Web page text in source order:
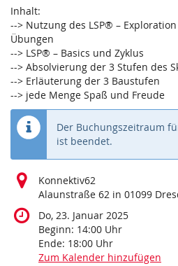
Inhalt:
--> Nutzung des LSP® –
Übungen
--> LSP® – Basics und Zyklus
--> Absolvierung der 3 Stufen des
--> Erläuterung der 3 Baustufen
--> jede Menge Spaß und Freude
Der Buchungszeitraum
ist beendet.
Konnektiv62
Alaunstraße 62 in 01099
Do, 23. Januar 2025
Beginn: 14:00 Uhr
Ende: 18:00 Uhr
Zum Kalender hinzufügen